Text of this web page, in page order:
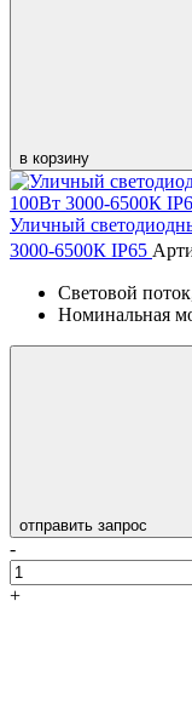
в корзину
Уличный
3000-6500К IP65
Световой
Номинальная
отправить запрос
-
+